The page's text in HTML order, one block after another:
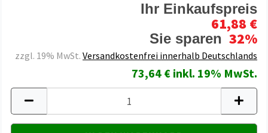
Ihr Einkaufspreis
61,88 €
Sie sparen 32%
zzgl. 19% MwSt. Versandkostenfrei innerhalb Deutschlands
73,64 € inkl. 19% MwSt.